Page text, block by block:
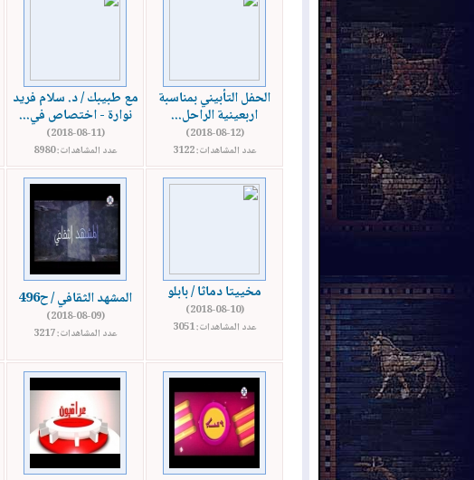
الحفل التأبيني بمناسبة
اربعينية الراحل...
(2018-08-12)
عدد المشاهدات: 3122
مع طبيبك / د. سلام فريد
نوارة - اختصاص في...
(2018-08-11)
عدد المشاهدات: 8980
مخييتا دماثا / بابلو
(2018-08-10)
عدد المشاهدات: 3051
المشهد الثقافي / ح496
(2018-08-09)
عدد المشاهدات: 3217